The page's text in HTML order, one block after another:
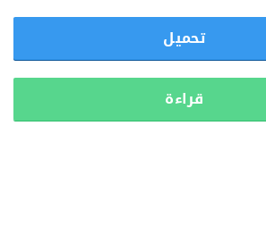
تحميل
قراءة